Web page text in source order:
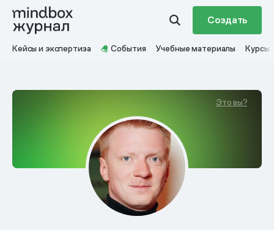
Создать
Кейсы и экспертиза События Учебные материалы Курсы
Это вы?